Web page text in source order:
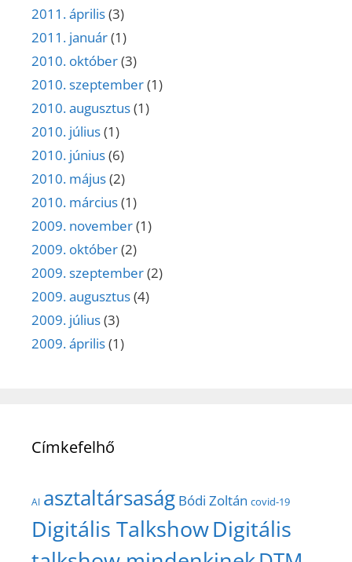
2011. április(3)
2011. január(1)
2010. október(3)
2010. szeptember(1)
2010. augusztus(1)
2010. július(1)
2010. június(6)
2010. május(2)
2010. március(1)
2009. november(1)
2009. október(2)
2009. szeptember(2)
2009. augusztus(4)
2009. július(3)
2009. április(1)
Címkefelhő
AI asztaltársaság Bódi Zoltán covid-19
Digitális TalkshowDigitális